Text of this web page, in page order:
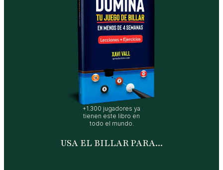
+1.300 jugadores ya
tienen este libro en
todo el mundo.
USA EL BILLAR PARA...